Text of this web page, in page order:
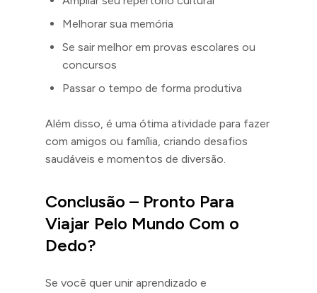
Melhorar sua memória
Se sair melhor em provas escolares ou
concursos
Passar o tempo de forma produtiva
Além disso, é uma ótima atividade para fazer
com amigos ou família, criando desafios
saudáveis e momentos de diversão.
Conclusão – Pronto Para
Viajar Pelo Mundo Com o
Dedo?
Se você quer unir aprendizado e